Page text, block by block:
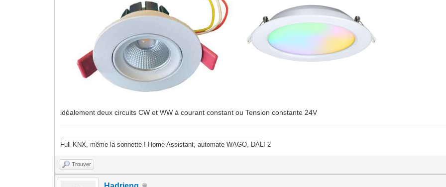
idéalement deux circuits CW et WW à courant constant ou Tension constante 24V
Full KNX, même la sonnette ! Home Assistant, automate WAGO, DALI-2
Trouver